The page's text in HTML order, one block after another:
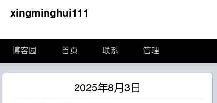
xingminghui111
博客园 首页 联系 管理
2025年8月3日